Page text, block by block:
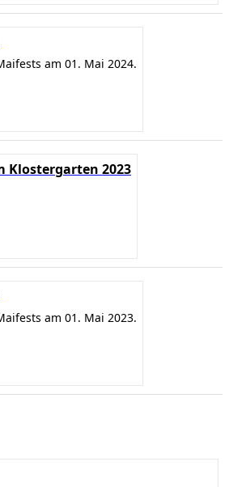
am 01. Mai 2024.
Klostergarten 2023
am 01. Mai 2023.